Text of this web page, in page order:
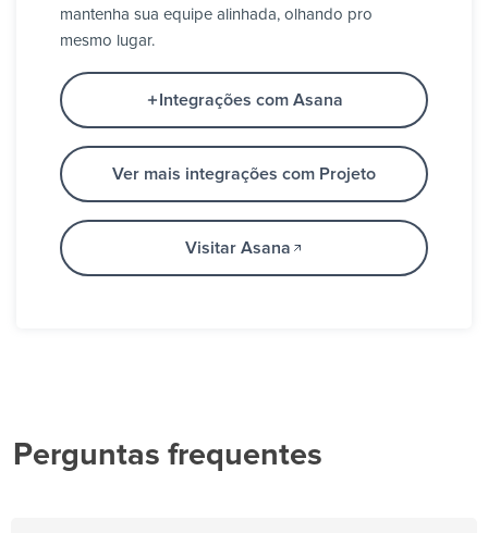
mantenha sua equipe alinhada, olhando pro
mesmo lugar.
Integrações com Asana
Ver mais integrações com Projeto
Visitar Asana
Perguntas frequentes